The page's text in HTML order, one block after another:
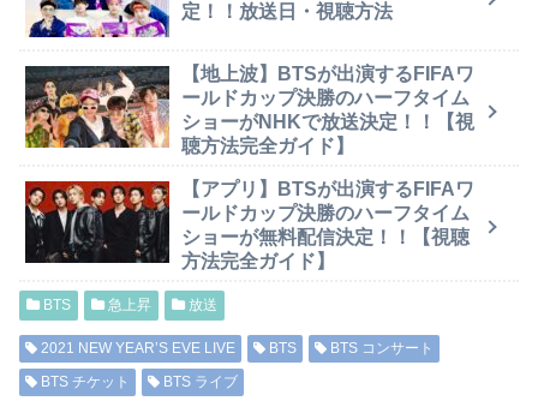
定！！放送日・視聴方法
【地上波】BTSが出演するFIFAワ
ールドカップ決勝のハーフタイム
ショーがNHKで放送決定！！【視
聴方法完全ガイド】
【アプリ】BTSが出演するFIFAワ
ールドカップ決勝のハーフタイム
ショーが無料配信決定！！【視聴
方法完全ガイド】
BTS 急上昇 放送
2021 NEW YEAR’S EVE LIVE BTS
BTS コンサート
BTS チケット
BTS ライブ